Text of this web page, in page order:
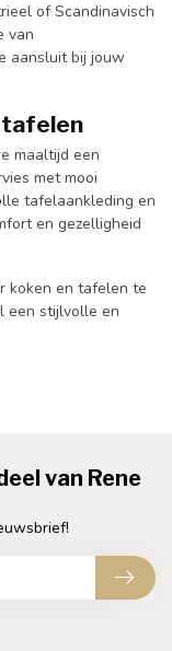
of Scandinavisch
van
aansluit bij jouw
tafelen
maaltijd een
met mooi
tafelaankleding en
en gezelligheid
koken en tafelen te
een stijlvolle en
van Rene